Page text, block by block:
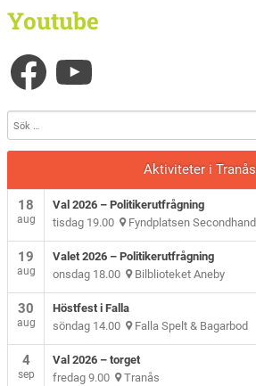
Youtube
Aktiviteter i Tranås
18
aug
Val 2026 – Politikerutfrågning
tisdag 19.00 Fyndplatsen Secondhand
19
aug
Valet 2026 – Politikerutfrågning
onsdag 18.00 Bilblioteket Aneby
30
aug
Höstfest i Falla
söndag 14.00 Falla Spelt & Bagarbod
4
sep
Val 2026 – torget
fredag 9.00 Tranås